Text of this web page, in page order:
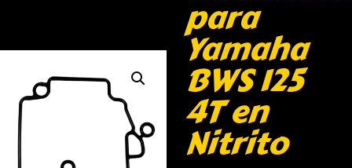
para
Yamaha
BWS 125
4T en
Nitrito